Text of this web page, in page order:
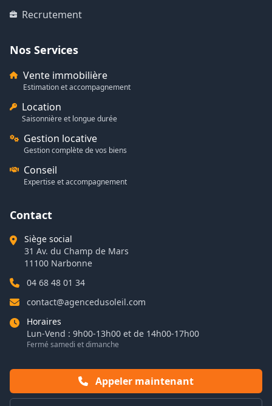
Recrutement
Nos Services
Vente immobilière
Estimation et accompagnement
Location
Saisonnière et longue durée
Gestion locative
Gestion complète de vos biens
Conseil
Expertise et accompagnement
Contact
Siège social
31 Av. du Champ de Mars
11100 Narbonne
04 68 48 01 34
contact@agencedusoleil.com
Horaires
Lun-Vend : 9h00-13h00 et de 14h00-17h00
Fermé samedi et dimanche
Appeler maintenant